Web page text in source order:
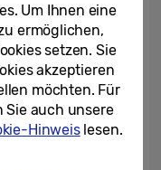
von
zudem einen
von
Um Ihnen eine
ermöglichen,
setzen. Sie
akzeptieren
möchten. Für
auch unsere
Hinweislesen.